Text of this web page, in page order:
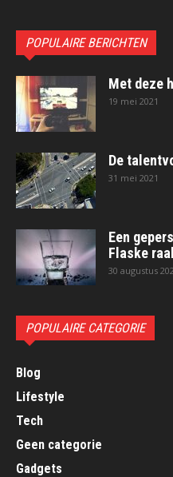
POPULAIRE BERICHTEN
Met deze
19 mei 2021
De
31 mei 2021
Een
Flaske
30 augustus
POPULAIRE CATEGORIE
Blog
Lifestyle
Tech
Geen categorie
Gadgets